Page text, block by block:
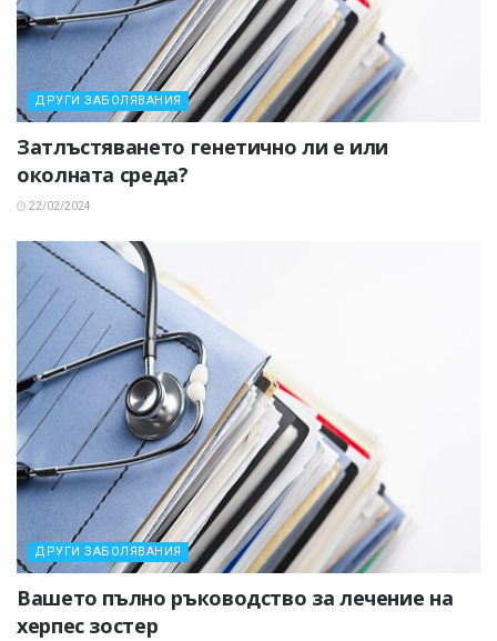
ДРУГИ ЗАБОЛЯВАНИЯ
Затлъстяването генетично ли е или
околната среда?
22/02/2024
ДРУГИ ЗАБОЛЯВАНИЯ
Вашето пълно ръководство за лечение на
херпес зостер